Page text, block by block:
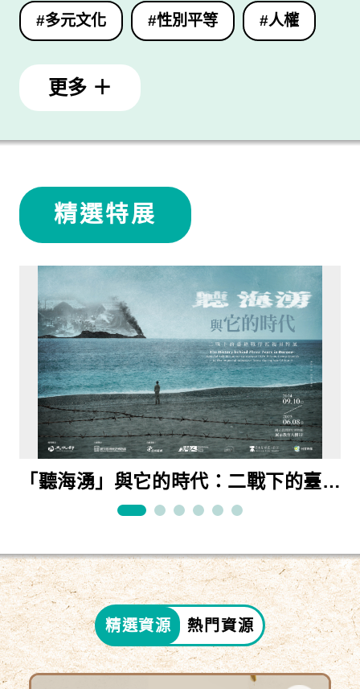
#多元文化 #性別平等 #人權
更多 ＋
精選特展
「聽海湧」與它的時代：二戰下的臺籍
戰俘監視員特展
當我們望春風：臺灣流行音樂90年特展
快慢之間：臺灣鐵道旅行特展
原民、漢人、官府的交織「物」語：故
宮、臺博、臺史博三館聯展
樂為世界人—臺灣文化協會百年特展
東亞體育世界的臺日運動交流國際展
精選資源 熱門資源